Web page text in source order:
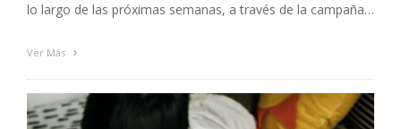
lo largo de las próximas semanas, a través de la campaña
Optometristas de Andalucía responderá a …
Ver Más